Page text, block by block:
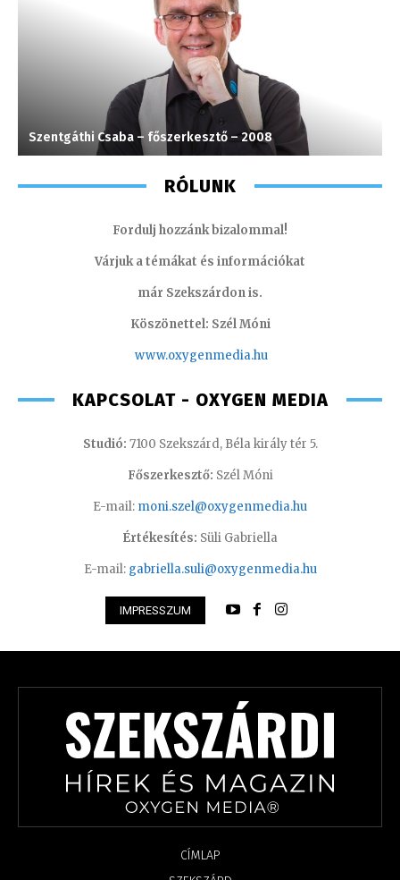
Szentgáthi Csaba – főszerkesztő – 2008
RÓLUNK
Fordulj hozzánk bizalommal!
Várjuk a témákat és információkat
már Szekszárdon is.
Köszönettel: Szél Móni
www.oxygenmedia.hu
KAPCSOLAT - OXYGEN MEDIA
Studió: 7100 Szekszárd, Béla király tér 5.
Főszerkesztő: Szél Móni
E-mail: moni.szel@oxygenmedia.hu
Értékesítés: Süli Gabriella
E-mail: gabriella.suli@oxygenmedia.hu
IMPRESSZUM
CÍMLAP